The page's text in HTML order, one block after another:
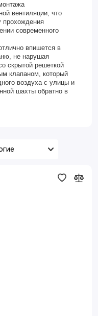
вентиляции, что
прохождения
современного
впишется в
не нарушая
скрытой решеткой
клапаном, который
воздуха с улицы и
шахты обратно в